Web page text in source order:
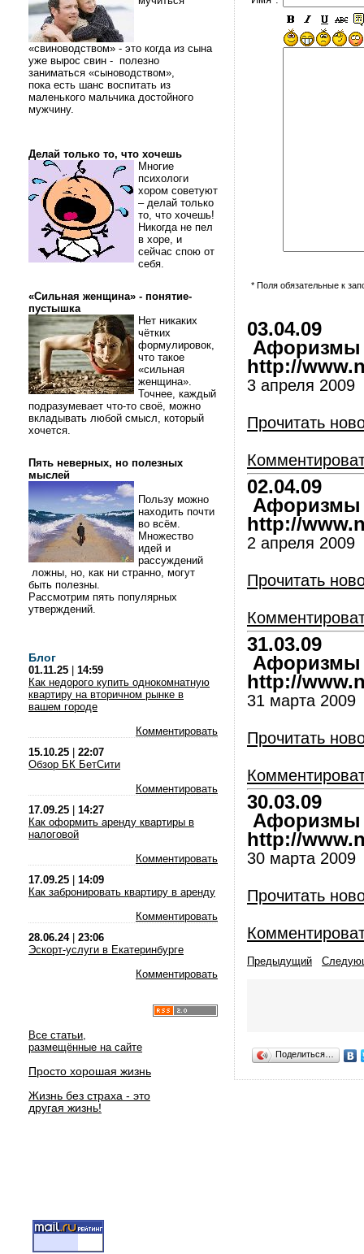
«свиноводством» - это когда из сына
уже вырос свин - полезно
заниматься «сыноводством»,
пока есть шанс воспитать из
маленького мальчика достойного
мужчину.
Делай только то, что хочешь
Многие
психологи
хором советуют
– делай только
то, что хочешь!
Никогда не пел
в хоре, и
сейчас спою от
себя.
«Сильная женщина» - понятие-
пустышка
Нет никаких
чётких
формулировок,
что такое
«сильная
женщина».
Точнее, каждый
подразумевает что-то своё, можно
вкладывать любой смысл, который
хочется.
Пять неверных, но полезных
мыслей
Пользу можно
находить почти
во всём.
Множество
идей и
рассуждений
ложны, но, как ни странно, могут
быть полезны.
Рассмотрим пять популярных
утверждений.
Блог
01.11.25
14:59
Как недорого купить однокомнатную
квартиру на вторичном рынке в
вашем городе
Комментировать
15.10.25
22:07
Обзор БК БетСити
Комментировать
17.09.25
14:27
Как оформить аренду квартиры в
налоговой
Комментировать
17.09.25
14:09
Как забронировать квартиру в аренду
Комментировать
28.06.24| 23:06
Эскорт-услуги в Екатеринбурге
Комментировать
Все статьи,
размещённые на сайте
Просто хорошая жизнь
Жизнь без страха - это
другая жизнь!
* Поля обязательные к
03.04.09
Афоризмы
http://
3 апреля 2009
Прочитать
02.04.09
Афоризмы
http://
2 апреля 2009
Прочитать
31.03.09
Афоризмы
http://
31 марта 2009
Прочитать
30.03.09
Афоризмы
http://
30 марта 2009
Прочитать
Предыдущий
Поделиться…